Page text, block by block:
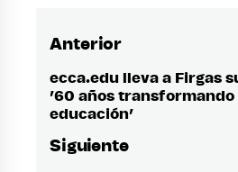
Navegación
de
entradas
Anterior
Entrada
anterior:
ecca.edu lleva a Firgas
’60 años
educación’
Siguiente